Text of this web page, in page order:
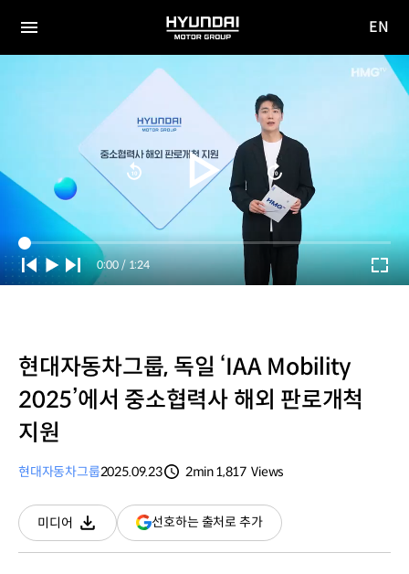
전체
HYUNDAI
MOTOR
GROUP
사이
EN
Current
Time
0:00 / Duration
1:24
현대자동차그룹, 독일 ‘IAA Mobility
2025’에서 중소협력사 해외 판로개척
지원
현대자동차그룹2025.09.23
2min1,817 Views
미디어
다운로드
선호하는 출처로 추가(새
창